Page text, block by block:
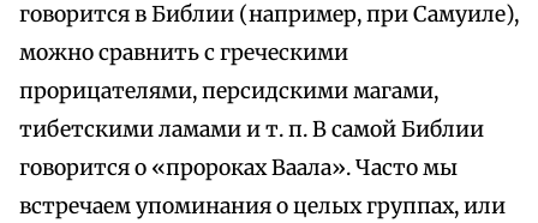
говорится в Библии (например, при Самуиле),
можно сравнить с греческими
прорицателями, персидскими магами,
тибетскими ламами и т. п. В самой Библии
говорится о «пророках Ваала». Часто мы
встречаем упоминания о целых группах, или